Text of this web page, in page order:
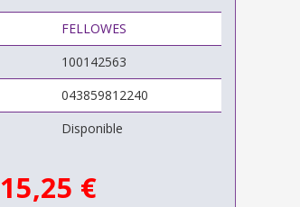
FELLOWES
100142563
043859812240
Disponible
15,25 €